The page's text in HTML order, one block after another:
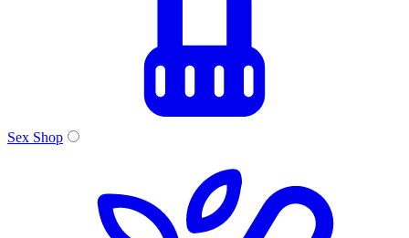
Sex Shop